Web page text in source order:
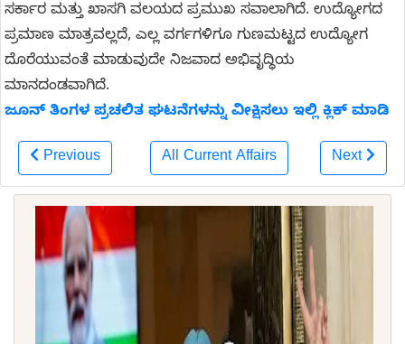
ಸರ್ಕಾರ ಮತ್ತು ಖಾಸಗಿ ವಲಯದ ಪ್ರಮುಖ ಸವಾಲಾಗಿದೆ. ಉದ್ಯೋಗದ
ಪ್ರಮಾಣ ಮಾತ್ರವಲ್ಲದೆ, ಎಲ್ಲ ವರ್ಗಗಳಿಗೂ ಗುಣಮಟ್ಟದ ಉದ್ಯೋಗ
ದೊರೆಯುವಂತೆ ಮಾಡುವುದೇ ನಿಜವಾದ ಅಭಿವೃದ್ಧಿಯ
ಮಾನದಂಡವಾಗಿದೆ.
ಜೂನ್ ತಿಂಗಳ ಪ್ರಚಲಿತ ಘಟನೆಗಳನ್ನು ವೀಕ್ಷಿಸಲು ಇಲ್ಲಿ ಕ್ಲಿಕ್ ಮಾಡಿ
Previous All Current Affairs Next